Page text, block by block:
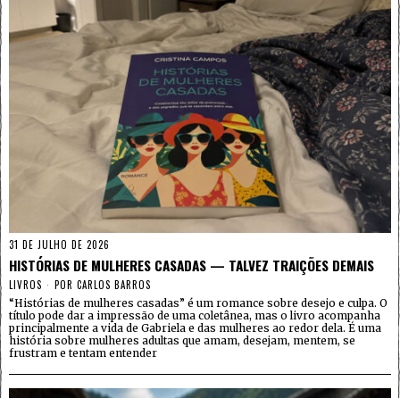
31 DE JULHO DE 2026
HISTÓRIAS DE MULHERES CASADAS — TALVEZ TRAIÇÕES DEMAIS
LIVROS POR CARLOS BARROS
“Histórias de mulheres casadas” é um romance sobre desejo e culpa. O
título pode dar a impressão de uma coletânea, mas o livro acompanha
principalmente a vida de Gabriela e das mulheres ao redor dela. É uma
história sobre mulheres adultas que amam, desejam, mentem, se
frustram e tentam entender